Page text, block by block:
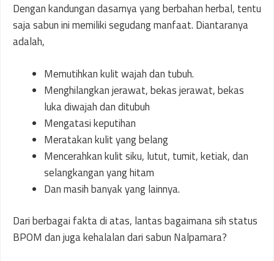
Dengan kandungan dasarnya yang berbahan herbal, tentu
saja sabun ini memiliki segudang manfaat. Diantaranya
adalah,
Memutihkan kulit wajah dan tubuh.
Menghilangkan jerawat, bekas jerawat, bekas
luka diwajah dan ditubuh
Mengatasi keputihan
Meratakan kulit yang belang
Mencerahkan kulit siku, lutut, tumit, ketiak, dan
selangkangan yang hitam
Dan masih banyak yang lainnya.
Dari berbagai fakta di atas, lantas bagaimana sih status
BPOM dan juga kehalalan dari sabun Nalpamara?